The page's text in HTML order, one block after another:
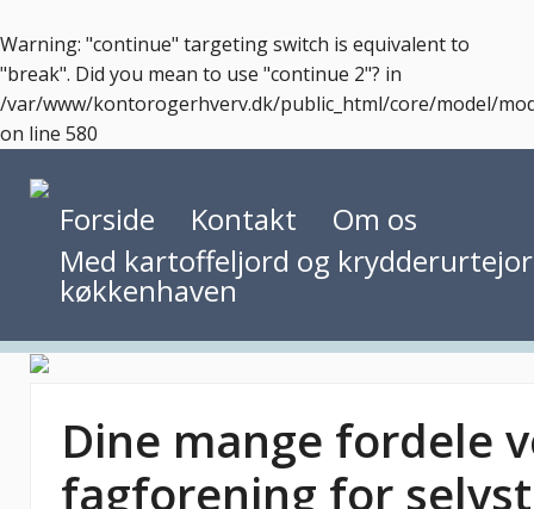
Warning: "continue" targeting switch is equivalent to
"break". Did you mean to use "continue 2"? in
/var/www/kontorogerhverv.dk/public_html/core/model/
on line 580
Forside Kontakt
Om os
Med kartoffeljord og
køkkenhaven
Dine mange fordele
fagforening for